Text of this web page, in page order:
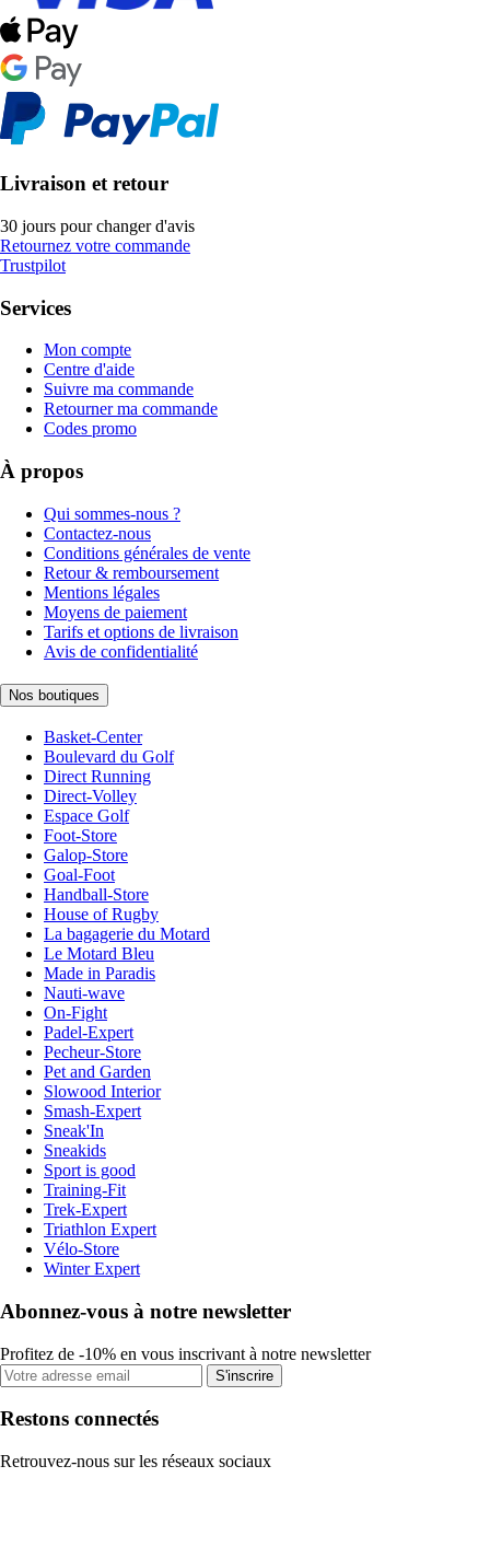
Livraison et retour
30 jours pour changer d'avis
Retournez votre commande
Trustpilot
Services
Mon compte
Centre d'aide
Suivre ma commande
Retourner ma commande
Codes promo
À propos
Qui sommes-nous ?
Contactez-nous
Conditions générales de vente
Retour & remboursement
Mentions légales
Moyens de paiement
Tarifs et options de livraison
Avis de confidentialité
Nos boutiques
Basket-Center
Boulevard du Golf
Direct Running
Direct-Volley
Espace Golf
Foot-Store
Galop-Store
Goal-Foot
Handball-Store
House of Rugby
La bagagerie du Motard
Le Motard Bleu
Made in Paradis
Nauti-wave
On-Fight
Padel-Expert
Pecheur-Store
Pet and Garden
Slowood Interior
Smash-Expert
Sneak'In
Sneakids
Sport is good
Training-Fit
Trek-Expert
Triathlon Expert
Vélo-Store
Winter Expert
Abonnez-vous à notre newsletter
Profitez de -10% en vous inscrivant à notre newsletter
S'inscrire
Restons connectés
Retrouvez-nous sur les réseaux sociaux